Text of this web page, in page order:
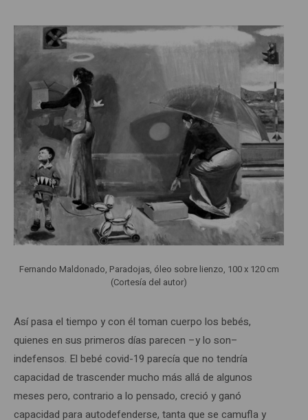
Fernando Maldonado, Paradojas, óleo sobre lienzo, 100 x 120 cm
(Cortesía del autor)
Así pasa el tiempo y con él toman cuerpo los bebés,
quienes en sus primeros días parecen –y lo son–
indefensos. El bebé covid-19 parecía que no tendría
capacidad de trascender mucho más allá de algunos
meses pero, contrario a lo pensado, creció y ganó
capacidad para autodefenderse, tanta que se camufla y